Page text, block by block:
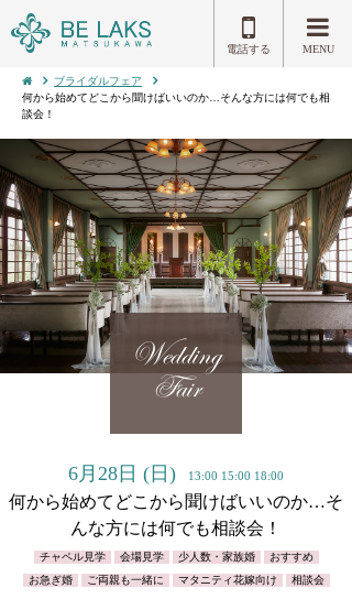
電話する MENU
ブライダルフェア
何から始めてどこから聞けばいいのか…そんな方には何でも相
談会！
Wedding
Fair
6月28日 (日) 13:00 15:00 18:00
何から始めてどこから聞けばいいのか…そ
んな方には何でも相談会！
チャペル見学 会場見学 少人数・家族婚
おすすめ
お急ぎ婚
ご両親も一緒に マタニティ花嫁向け 相談会